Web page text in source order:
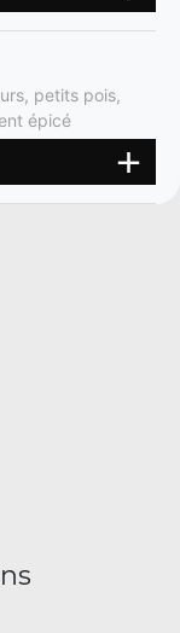
petits pois,
épicé